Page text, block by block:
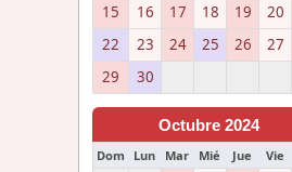
15
16 17 18 19 20
22
23 24 25 26 27
29
30
Octubre 2024
Dom Lun Mar Mié Jue Vie